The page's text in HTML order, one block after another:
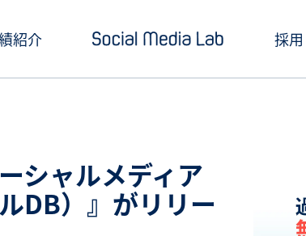
・撮影
ン
紹介
お役立ち資料ダウンロード
採用
シャルメディア
DB）』がリリー